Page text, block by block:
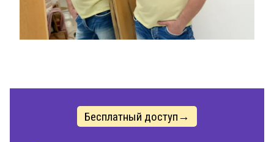
Бесплатный доступ→